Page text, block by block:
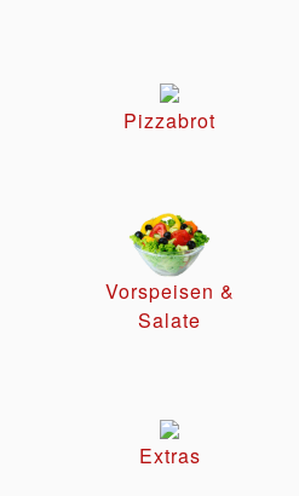
Pizzabrot
Vorspeisen &
Salate
Extras